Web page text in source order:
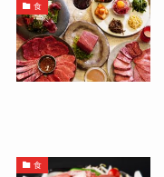
食
食